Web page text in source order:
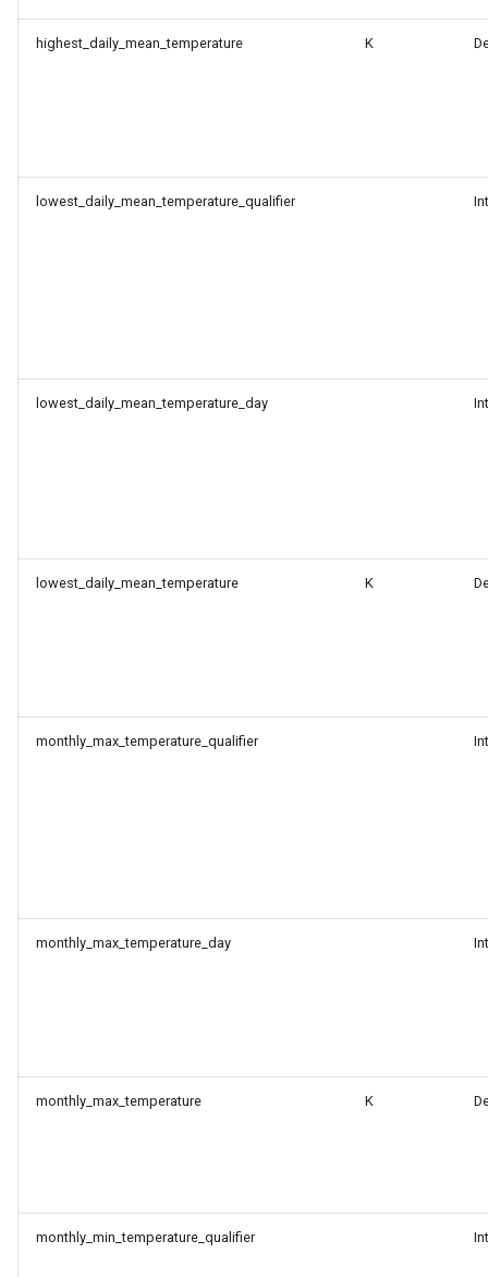
highest_daily_mean_temperature K
lowest_daily_mean_temperature_qualifier
lowest_daily_mean_temperature_day
lowest_daily_mean_temperature K
monthly_max_temperature_qualifier
monthly_max_temperature_day
monthly_max_temperature K
monthly_min_temperature_qualifier